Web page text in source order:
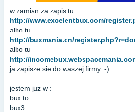
w zamian za zapis tu :
http://www.excelentbux.com/
albo tu
http://buxmania.cn/
albo tu
http://
ja zapisze sie do waszej firmy :-)
jestem juz w :
bux.to
bux3